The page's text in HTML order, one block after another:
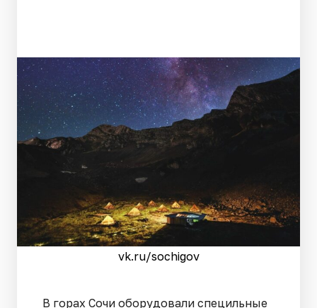
vk.ru/sochigov
В горах Сочи оборудовали специльные